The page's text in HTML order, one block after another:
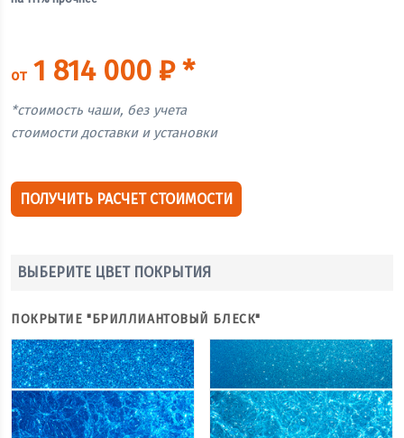
от1 814 000 ₽ *
*стоимость чаши, без учета
стоимости доставки и установки
ПОЛУЧИТЬ РАСЧЕТ СТОИМОСТИ
ВЫБЕРИТЕ ЦВЕТ ПОКРЫТИЯ
ПОКРЫТИЕ "БРИЛЛИАНТОВЫЙ БЛЕСК"